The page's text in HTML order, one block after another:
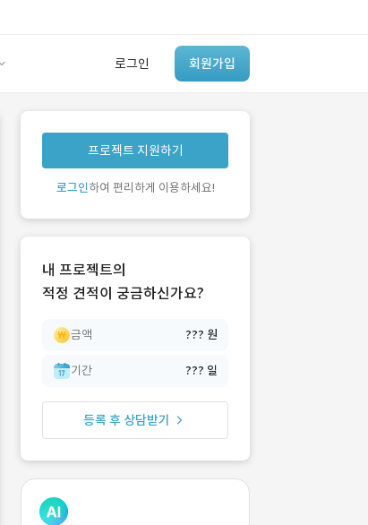
로그인 회원가입
유사사례 검색 AI
‘이런 거’ 만들어본
개발 회사 있어?
프로젝트 지원하기
로그인하여 편리하게 이용하세요!
내 프로젝트의
적정 견적이 궁금하신가요?
금액 ??? 원
기간 ??? 일
등록 후 상담받기